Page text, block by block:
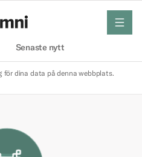
Senaste nytt
meny
för dina data på denna webbplats.